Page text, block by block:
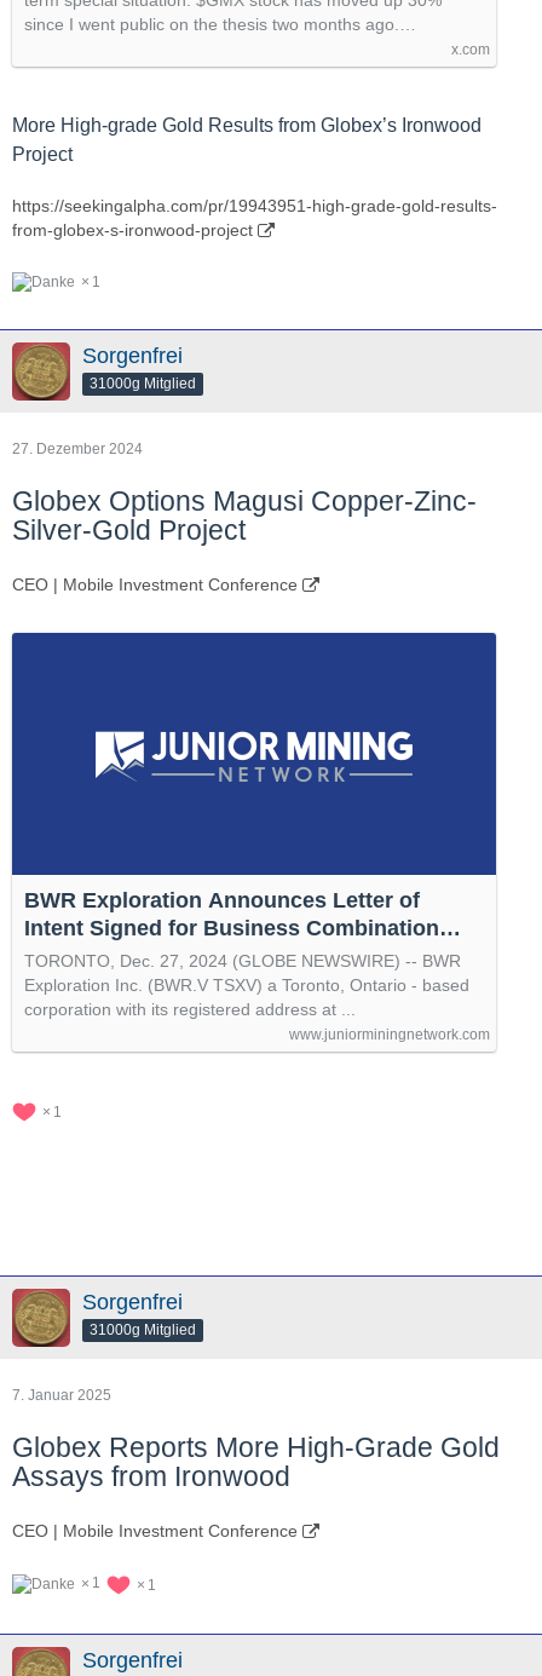
since I went public on the thesis two months ago.…
x.com
More High-grade Gold Results from Globex’s Ironwood
Project
https://seekingalpha.com/pr/19943951-high-grade-gold-results-
from-globex-s-ironwood-project
1
Sorgenfrei
31000g Mitglied
27. Dezember 2024
Globex Options Magusi Copper-Zinc-
Silver-Gold Project
CEO | Mobile Investment Conference
BWR Exploration Announces Letter of
Intent Signed for Business Combination
With Electro Metals and Mining and Private
Placement Bridge Financing
TORONTO, Dec. 27, 2024 (GLOBE NEWSWIRE) -- BWR
Exploration Inc. (BWR.V TSXV) a Toronto, Ontario - based
corporation with its registered address at ...
www.juniorminingnetwork.com
1
Sorgenfrei
31000g Mitglied
7. Januar 2025
Globex Reports More High-Grade Gold
Assays from Ironwood
CEO | Mobile Investment Conference
1 1
Sorgenfrei